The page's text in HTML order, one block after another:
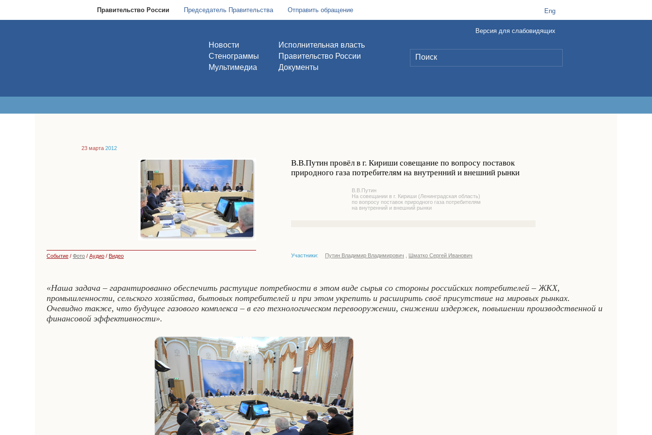
Правительство России Председатель Правительства Отправить обращение Eng
Новости
Стенограммы
Мультимедиа
Исполнительная власть
Правительство России
Документы
Версия для слабовидящих
23 марта 2012
В.В.Путин провёл в г. Кириши совещание по вопросу поставок
природного газа потребителям на внутренний и внешний рынки
В.В.Путин
На совещании в г. Кириши (Ленинградская область)
по вопросу поставок природного газа потребителям
на внутренний и внешний рынки
Событие / Фото / Аудио / Видео Участники: Путин Владимир Владимирович Шматко Сергей Иванович
«Наша задача – гарантированно обеспечить растущие потребности в этом виде сырья со стороны российских потребителей – ЖКХ,
промышленности, сельского хозяйства, бытовых потребителей и при этом укрепить и расширить своё присутствие на мировых рынках.
Очевидно также, что будущее газового комплекса – в его технологическом перевооружении, снижении издержек, повышении производственной и
финансовой эффективности».